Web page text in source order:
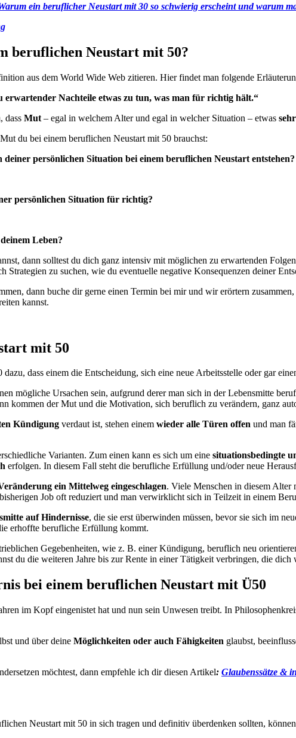
ein beruflicher Neustart mit 30 so schwierig erscheint und warum
beruflichen Neustart mit 50?
aus dem World Wide Web zitieren. Hier findet man folgende
erwartender Nachteile etwas zu tun, was man für richtig hält.“
dass Mut – egal in welchem Alter und egal in welcher Situation – etwas
du bei einem beruflichen Neustart mit 50 brauchst:
persönlichen Situation bei einem beruflichen Neustart entstehen?
persönlichen Situation für richtig?
Leben?
dann solltest du dich ganz intensiv mit möglichen zu erwartenden
zu suchen, wie du eventuelle negative Konsequenzen deiner
dann buche dir gerne einen Termin bei mir und wir erörtern
kannst.
mit 50
dass einem die Entscheidung, sich eine neue Arbeitsstelle oder gar
mögliche Ursachen sein, aufgrund derer man sich in der Lebensmitte
kommen der Mut und die Motivation, sich beruflich zu verändern, ganz
Kündigung verdaut ist, stehen einem wieder alle Türen offen und man
Varianten. Zum einen kann es sich um eine situationsbedingte
erfolgen. In diesem Fall steht die berufliche Erfüllung und/oder neue
ein Mittelweg eingeschlagen. Viele Menschen in diesem Alter
Job oft reduziert und man verwirklicht sich in Teilzeit in einem
auf Hindernisse, die sie erst überwinden müssen, bevor sie sich im
erhoffte berufliche Erfüllung kommt.
Gegebenheiten, wie z. B. einer Kündigung, beruflich neu
du die weiteren Jahre bis zur Rente in einer Tätigkeit verbringen, die
bei einem beruflichen Neustart mit Ü50
im Kopf eingenistet hat und nun sein Unwesen treibt. In
und über deine Möglichkeiten oder auch Fähigkeiten glaubst,
möchtest, dann empfehle ich dir diesen Artikel: Glaubenssätze &
Neustart mit 50 in sich tragen und definitiv überdenken sollten,